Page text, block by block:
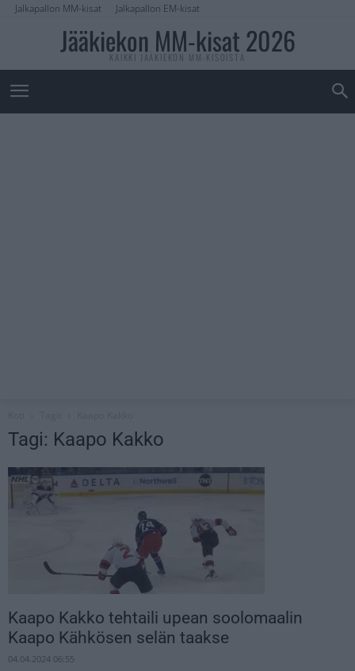
Jalkapallon MM-kisat Jalkapallon EM-kisat
Jääkiekon MM-kisat 2026
KAIKKI JÄÄKIEKON MM-KISOISTA
Tagi: Kaapo Kakko
Kaapo Kakko tehtaili upean soolomaalin
Kaapo Kähkösen selän taakse
04.04.2024 06:55